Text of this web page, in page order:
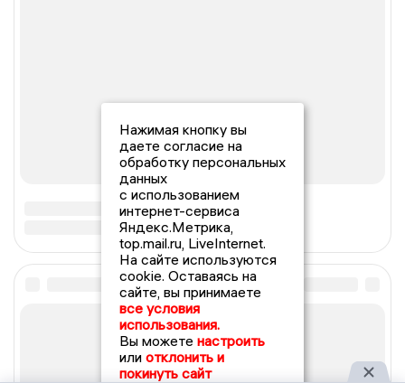
Нажимая кнопку вы
даете согласие на
обработку персональных
данных
с использованием
интернет-сервиса
Яндекс.Метрика,
top.mail.ru, LiveInternet.
На сайте используются
cookie. Оставаясь на
сайте, вы принимаете
все условия
использования.
Вы можете настроить
или отклонить и
покинуть сайт